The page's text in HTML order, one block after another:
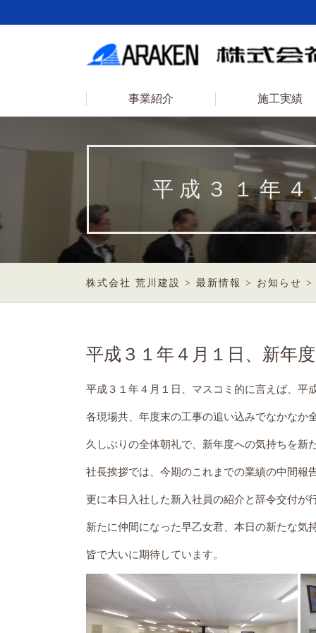
事業紹介 施工実績
平成３１年
株式会社 荒川建設 > 最新情報 > お知らせ
平成３１年４月１日、新年
平成３１年４月１日、マスコミ的に言えば、平
各現場共、年度末の工事の追い込みでなかなか
久しぶりの全体朝礼で、新年度への気持ちを新
社長挨拶では、今期のこれまでの業績の中間報
更に本日入社した新入社員の紹介と辞令交付が
新たに仲間になった早乙女君、本日の新たな気
皆で大いに期待しています。